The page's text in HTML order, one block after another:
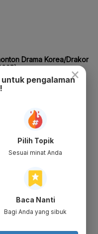
×
pengalaman
Pilih Topik
Sesuai minat Anda
Baca Nanti
Bagi Anda yang sibuk